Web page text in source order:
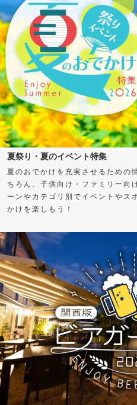
夏祭り・夏のイベント特集
夏のおでかけを充実させるための
ちろん、子供向け・ファミリー向
ーンやカテゴリ別でイベントやス
かけを楽しもう！